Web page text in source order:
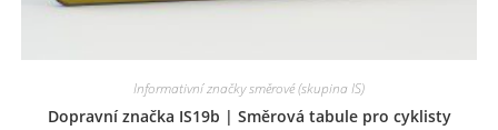
Informativní značky směrové (skupina IS)
Dopravní značka IS19b | Směrová tabule pro cyklisty